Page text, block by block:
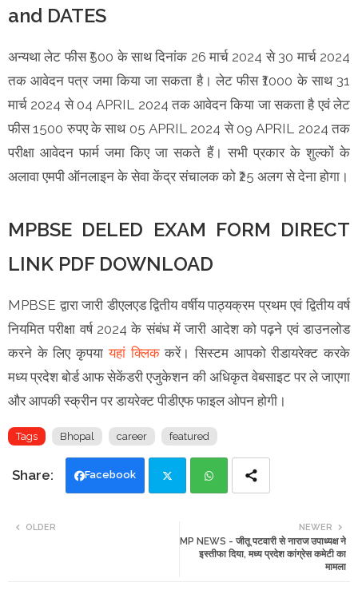
and DATES
अन्यथा लेट फीस ₹500 के साथ दिनांक 26 मार्च 2024 से 30 मार्च 2024
तक आवेदन पत्र जमा किया जा सकता है। लेट फीस ₹1000 के साथ 31
मार्च 2024 से 04 APRIL 2024 तक आवेदन किया जा सकता है एवं लेट
फीस 1500 रुपए के साथ 05 APRIL 2024 से 09 APRIL 2024 तक
परीक्षा आवेदन फार्म जमा किए जा सकते हैं। सभी प्रकार के शुल्कों के
अलावा एमपी ऑनलाइन के सेवा केंद्र संचालक को ₹25 अलग से देना होगा।
MPBSE DELED EXAM FORM DIRECT
LINK PDF DOWNLOAD
MPBSE द्वारा जारी डीएलएड द्वितीय वर्षीय पाठ्यक्रम प्रथम एवं द्वितीय वर्ष
नियमित परीक्षा वर्ष 2024 के संबंध में जारी आदेश को पढ़ने एवं डाउनलोड
करने के लिए कृपयायहां क्लिककरें। सिस्टम आपको रीडायरेक्ट करके
मध्य प्रदेश बोर्ड आफ सेकेंडरी एजुकेशन की अधिकृत वेबसाइट पर ले जाएगा
और आपकी स्क्रीन पर डायरेक्ट पीडीएफ फाइल ओपन होगी।
Tags Bhopal career featured
Facebook
ats
NEWER
MP NEWS - जीतू पटवारी से नाराज उपाध्यक्ष ने
इस्तीफा दिया, मध्य प्रदेश कांग्रेस कमेटी का
मामला
OLDER